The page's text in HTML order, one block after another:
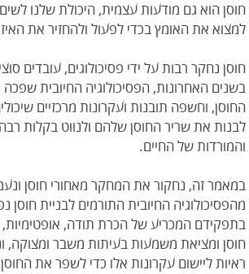
חוסן הוא גם מודעות עצמית, היכולת שלנו לשים
למצוא את האומץ בכדי לפעול ולהחזיר את
חוסן נחקר רבות על ידי פסיכולוגים, עובדים
בשנים האחרונות, הפסיכולוגיה החיובית
החוסן, וחשפה תובנות ועקרונות מרכזיים
לבנות את שריר החוסן שלהם ולנווט בקלות
והמורדות של החיים.
במאמר זה, נחקור את המחקר מאחורי חוסן
מהפסיכולוגיה החיובית התורמים לבניית חוסן
בתפקידם המכריע של הכרת תודה,
חוסן ומציאת משמעות בעיתות משבר ומצוקה,
ראיות ליישום עקרונות אלו כדי לשפר את